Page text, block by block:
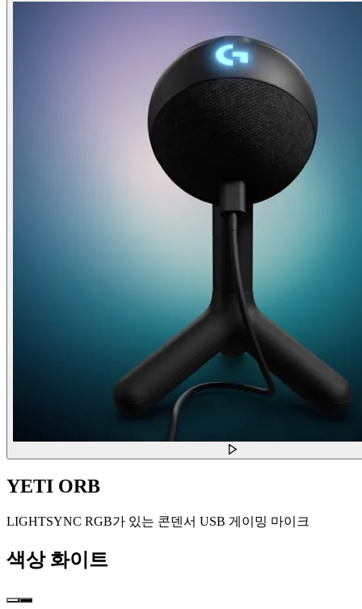
YETI ORB
LIGHTSYNC RGB가 있는 콘덴서 USB 게이밍 마이크
색상 화이트